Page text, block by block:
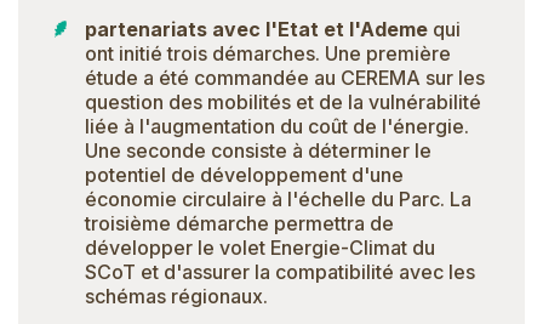
partenariats avec l'Etat et l'Ademe qui
ont initié trois démarches. Une première
étude a été commandée au CEREMA sur les
question des mobilités et de la vulnérabilité
liée à l'augmentation du coût de l'énergie.
Une seconde consiste à déterminer le
potentiel de développement d'une
économie circulaire à l'échelle du Parc. La
troisième démarche permettra de
développer le volet Energie-Climat du
SCoT et d'assurer la compatibilité avec les
schémas régionaux.